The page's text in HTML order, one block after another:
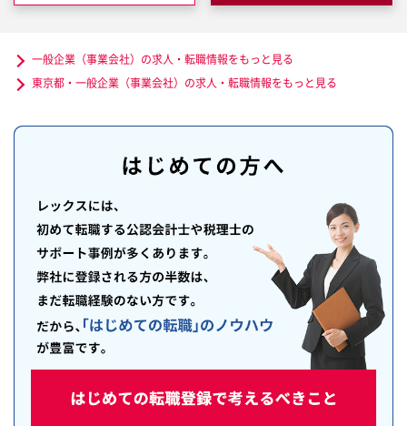
一般企業（事業会社）の求人・転職情報をもっと見る
東京都・一般企業（事業会社）の求人・転職情報をもっと見る